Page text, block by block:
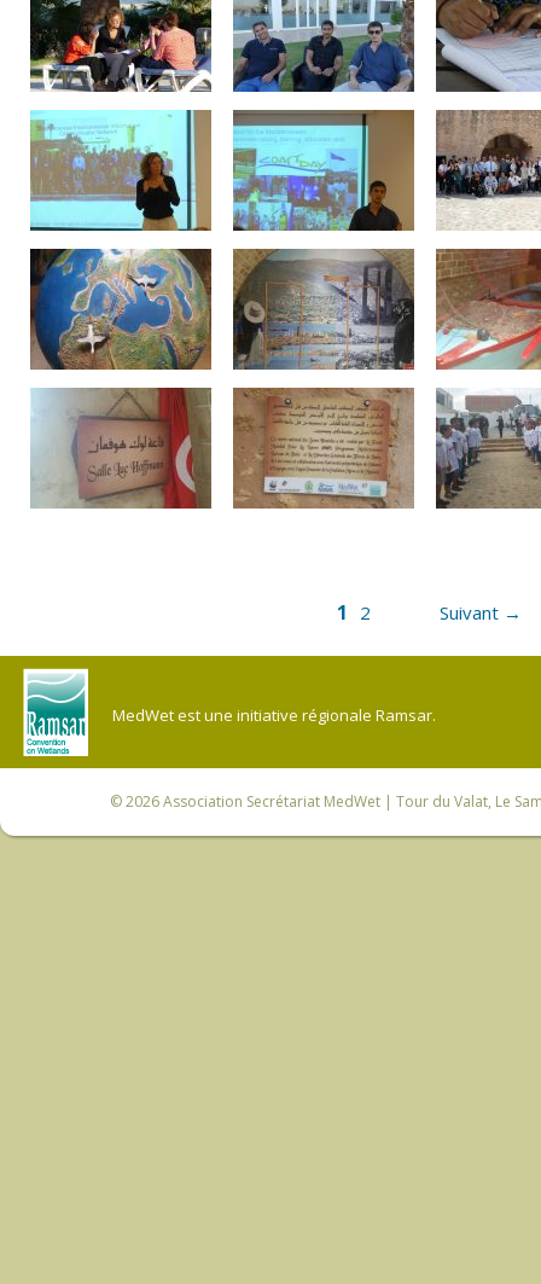
1 2 Suivant →
MedWet est une initiative régionale Ramsar.
© 2026Association Secrétariat MedWet | Tour du Valat, Le